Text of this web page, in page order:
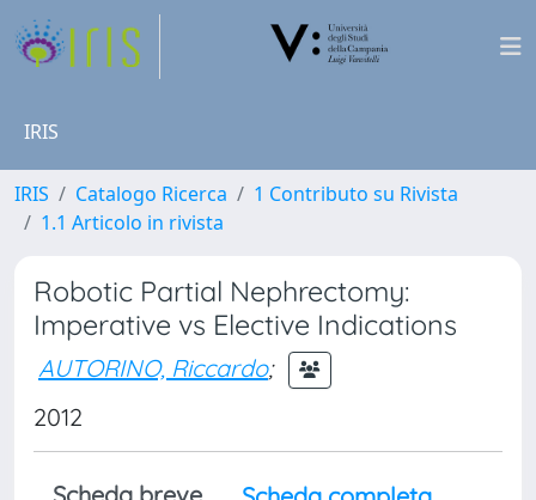
IRIS
IRIS Catalogo Ricerca
1 Contributo su Rivista
1.1 Articolo in rivista
Robotic Partial Nephrectomy:
Imperative vs Elective Indications
AUTORINO, Riccardo;
2012